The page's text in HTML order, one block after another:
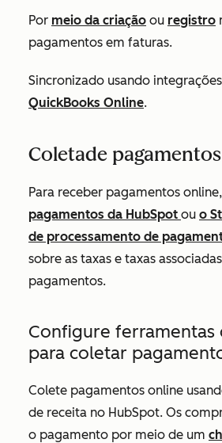
Por meio da criação ou registro
pagamentos em faturas.
Sincronizado usando
QuickBooks Online.
Coletade
Para receber pagamentos
pagamentos da HubSpot ou o
de processamento de
sobre as taxas e taxas
pagamentos.
Configure ferramentas
para coletar
Colete pagamentos online
de receita no HubSpot. Os
o pagamento por meio de um